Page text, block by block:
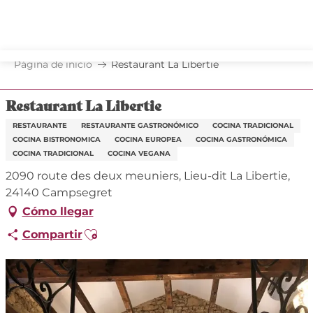
principal
Página de inicio Restaurant La Libertie
Restaurant La Libertie
RESTAURANTE RESTAURANTE GASTRONÓMICO
COCINA TRADICIONAL
COCINA BISTRONOMICA
COCINA EUROPEA
COCINA GASTRONÓMICA
COCINA TRADICIONAL
COCINA VEGANA
2090 route des deux meuniers, Lieu-dit La Libertie,
24140 Campsegret
Cómo llegar
CompartirAjouter aux favoris